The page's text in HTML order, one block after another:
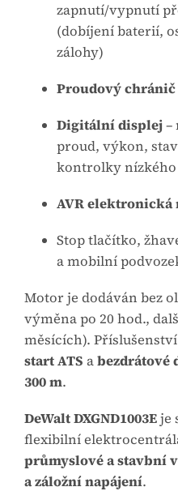
zapnutí/vypnutí
(dobíjení baterií,
zálohy)
Proudový chránič
Digitální displej–
proud, výkon,
kontrolky
AVR elektronická
Stop tlačítko,
a mobilní
Motor je dodáván bez
výměna po 20 hod.,
měsících).
start ATS abezdrátové
300 m.
DeWalt DXGND1003Eje
flexibilní
průmyslové a stavbní
a záložní napájení.